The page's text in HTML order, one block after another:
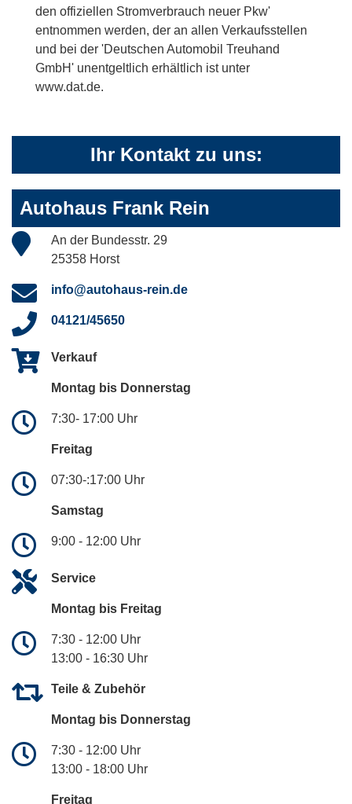
den offiziellen Stromverbrauch neuer Pkw'
entnommen werden, der an allen Verkaufsstellen
und bei der 'Deutschen Automobil Treuhand
GmbH' unentgeltlich erhältlich ist unter
www.dat.de.
Ihr Kontakt zu uns:
Autohaus Frank Rein
An der Bundesstr. 29
25358 Horst
info@autohaus-rein.de
04121/45650
Verkauf
Montag bis Donnerstag
7:30- 17:00 Uhr
Freitag
07:30-:17:00 Uhr
Samstag
9:00 - 12:00 Uhr
Service
Montag bis Freitag
7:30 - 12:00 Uhr
13:00 - 16:30 Uhr
Teile & Zubehör
Montag bis Donnerstag
7:30 - 12:00 Uhr
13:00 - 18:00 Uhr
Freitag